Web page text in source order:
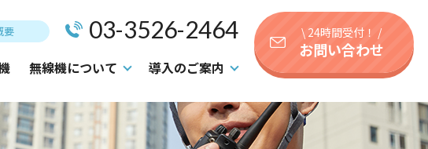
要 03-3526-2464
無線機について 導入のご案内
\ 24時間受付！ /
お問い合わせ